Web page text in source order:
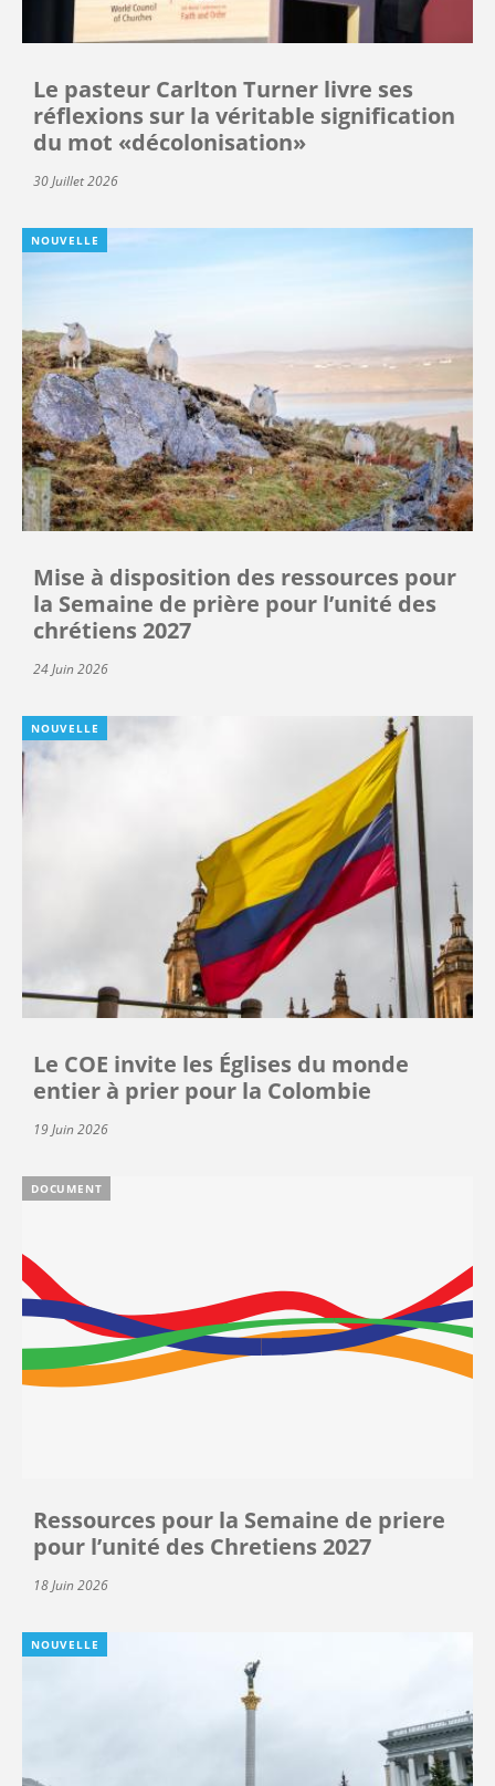
Le pasteur Carlton Turner livre ses
réflexions sur la véritable signification
du mot «décolonisation»
30 Juillet 2026
NOUVELLE
Mise à disposition des ressources pour
la Semaine de prière pour l’unité des
chrétiens 2027
24 Juin 2026
NOUVELLE
Le COE invite les Églises du monde
entier à prier pour la Colombie
19 Juin 2026
DOCUMENT
Ressources pour la Semaine de priere
pour l’unité des Chretiens 2027
18 Juin 2026
NOUVELLE